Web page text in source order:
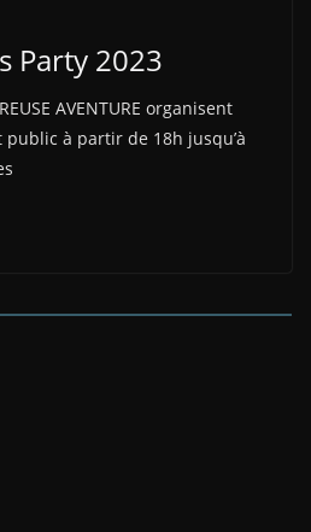
Party 2023
AVENTURE organisent
à partir de 18h jusqu’à